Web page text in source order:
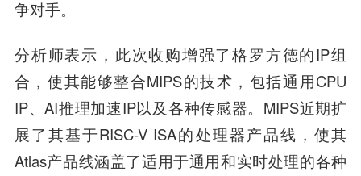
争对手。
分析师表示，此次收购增强了格罗方德的IP组
合，使其能够整合MIPS的技术，包括通用CPU
IP、AI推理加速IP以及各种传感器。MIPS近期扩
展了其基于RISC-V ISA的处理器产品线，使其
Atlas产品线涵盖了适用于通用和实时处理的各种